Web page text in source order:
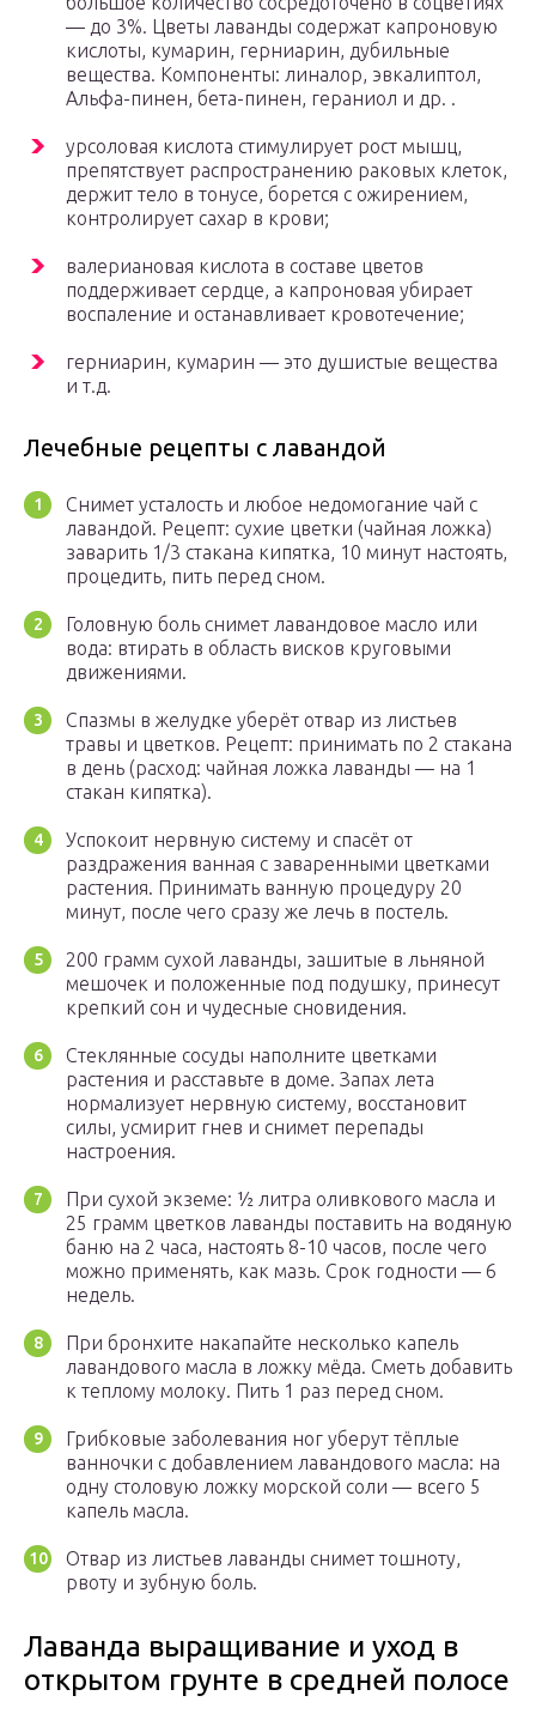
— до 3%. Цветы лаванды содержат капроновую
кислоты, кумарин, герниарин, дубильные
вещества. Компоненты: линалор, эвкалиптол,
Альфа-пинен, бета-пинен, гераниол и др. .
урсоловая кислота стимулирует рост мышц,
препятствует распространению раковых клеток,
держит тело в тонусе, борется с ожирением,
контролирует сахар в крови;
валериановая кислота в составе цветов
поддерживает сердце, а капроновая убирает
воспаление и останавливает кровотечение;
герниарин, кумарин — это душистые вещества
и т.д.
Лечебные рецепты с лавандой
Снимет усталость и любое недомогание чай с
лавандой. Рецепт: сухие цветки (чайная ложка)
заварить 1/3 стакана кипятка, 10 минут настоять,
процедить, пить перед сном.
Головную боль снимет лавандовое масло или
вода: втирать в область висков круговыми
движениями.
Спазмы в желудке уберёт отвар из листьев
травы и цветков. Рецепт: принимать по 2 стакана
в день (расход: чайная ложка лаванды — на 1
стакан кипятка).
Успокоит нервную систему и спасёт от
раздражения ванная с заваренными цветками
растения. Принимать ванную процедуру 20
минут, после чего сразу же лечь в постель.
200 грамм сухой лаванды, зашитые в льняной
мешочек и положенные под подушку, принесут
крепкий сон и чудесные сновидения.
Стеклянные сосуды наполните цветками
растения и расставьте в доме. Запах лета
нормализует нервную систему, восстановит
силы, усмирит гнев и снимет перепады
настроения.
При сухой экземе: ½ литра оливкового масла и
25 грамм цветков лаванды поставить на водяную
баню на 2 часа, настоять 8-10 часов, после чего
можно применять, как мазь. Срок годности — 6
недель.
При бронхите накапайте несколько капель
лавандового масла в ложку мёда. Сметь добавить
к теплому молоку. Пить 1 раз перед сном.
Грибковые заболевания ног уберут тёплые
ванночки с добавлением лавандового масла: на
одну столовую ложку морской соли — всего 5
капель масла.
Отвар из листьев лаванды снимет тошноту,
рвоту и зубную боль.
Лаванда выращивание и уход в
открытом грунте в средней полосе